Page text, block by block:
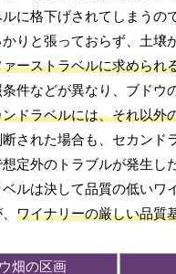
に格下げされてしまう
りと張っておらず、土壌
ーストラベルに求められ
件などが異なり、ブド
ンドラベルには、それ以外
された場合も、セカン
定外のトラブルが発生し
ルは決して品質の低い
ワイナリーの厳しい品質
畑の区画